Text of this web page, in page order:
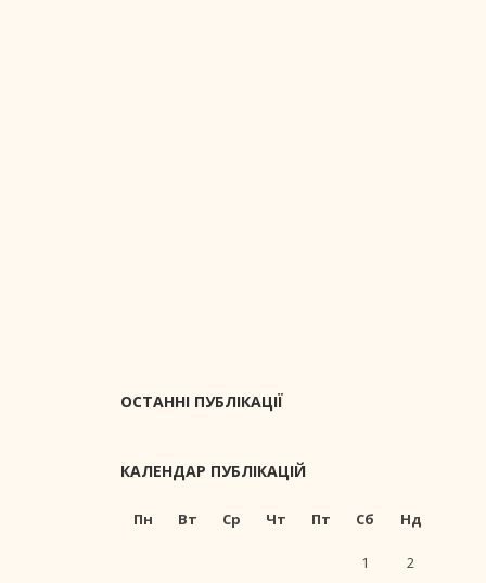
ОСТАННІ ПУБЛІКАЦІЇ
КАЛЕНДАР ПУБЛІКАЦІЙ
Пн Вт Ср Чт Пт Сб Нд
1 2